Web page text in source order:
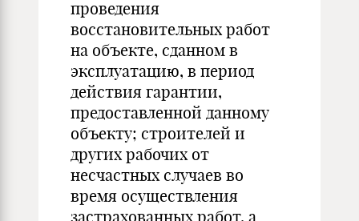
проведения
восстановительных работ
на объекте, сданном в
эксплуатацию, в период
действия гарантии,
предоставленной данному
объекту; строителей и
других рабочих от
несчастных случаев во
время осуществления
застрахованных работ, а